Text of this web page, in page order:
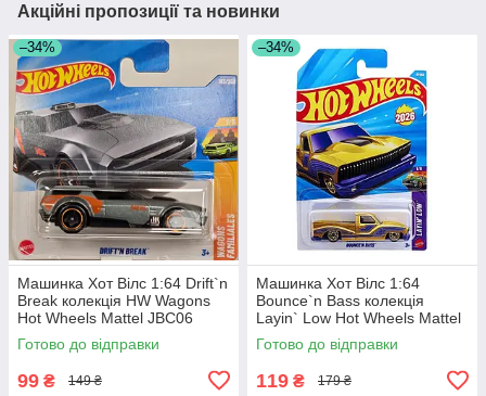
Акційні пропозиції та новинки
–34%
Машинка Хот Вілс 1:64 Drift`n
Break колекція HW Wagons
Hot Wheels Mattel JBC06
Готово до відправки
99 ₴ 149 ₴
–34%
Машинка Хот Вілс 1:64
Bounce`n Bass колекція
Layin` Low Hot Wheels Mattel
JJH32
Готово до відправки
119 ₴ 179 ₴